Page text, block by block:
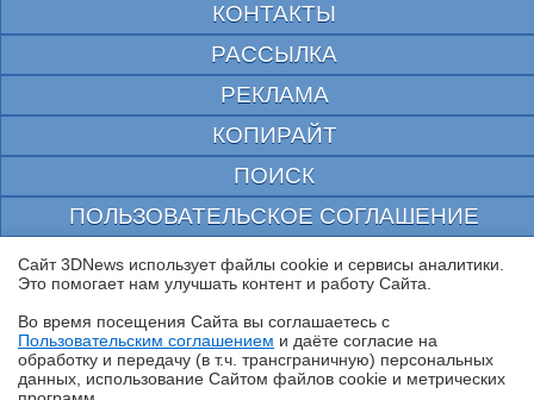
КОНТАКТЫ
РАССЫЛКА
РЕКЛАМА
КОПИРАЙТ
ПОИСК
ПОЛЬЗОВАТЕЛЬСКОЕ СОГЛАШЕНИЕ
ЗАЩИЩЕНО CURATOR
© 1997—2026 Электронное периодическое издание "3ДНьюс" | Свидетельство о
выдано Федеральной Службой по надзору за соблюдением законодательства в сфере
массовых коммуникаций и охране культурного наследия
При цитировании документа ссылка на сайт с указанием автора обязательна. Полное
заимствование документа является нарушением
российского и международного законодательства и возможно только с согласия
Сайт 3DNews использует файлы cookie и сервисы аналитики.
Это помогает нам улучшать контент и работу Cайта.
Во время посещения Cайта вы соглашаетесь с
Пользовательским соглашением и даёте согласие на
обработку и передачу (в т.ч. трансграничную) персональных
данных, использование Cайтом файлов cookie и метрических